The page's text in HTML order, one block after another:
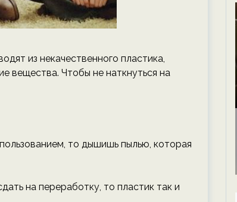
из некачественного пластика,
вещества. Чтобы не наткнуться на
то дышишь пылью, которая
на переработку, то пластик так и